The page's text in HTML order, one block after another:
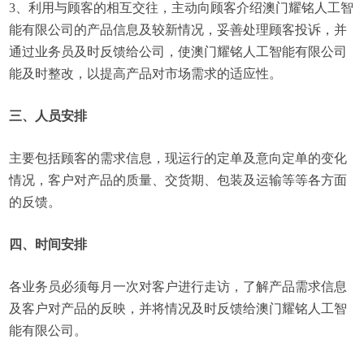
3、利用与顾客的相互交往，主动向顾客介绍澳门耀铭人工智
能有限公司的产品信息及较新情况，妥善处理顾客投诉，并
通过业务员及时反馈给公司，使澳门耀铭人工智能有限公司
能及时整改，以提高产品对市场需求的适应性。
三、人员安排
主要包括顾客的需求信息，现运行的定单及意向定单的变化
情况，客户对产品的质量、交货期、包装及运输等等各方面
的反馈。
四、时间安排
各业务员必须每月一次对客户进行走访，了解产品需求信息
及客户对产品的反映，并将情况及时反馈给澳门耀铭人工智
能有限公司。